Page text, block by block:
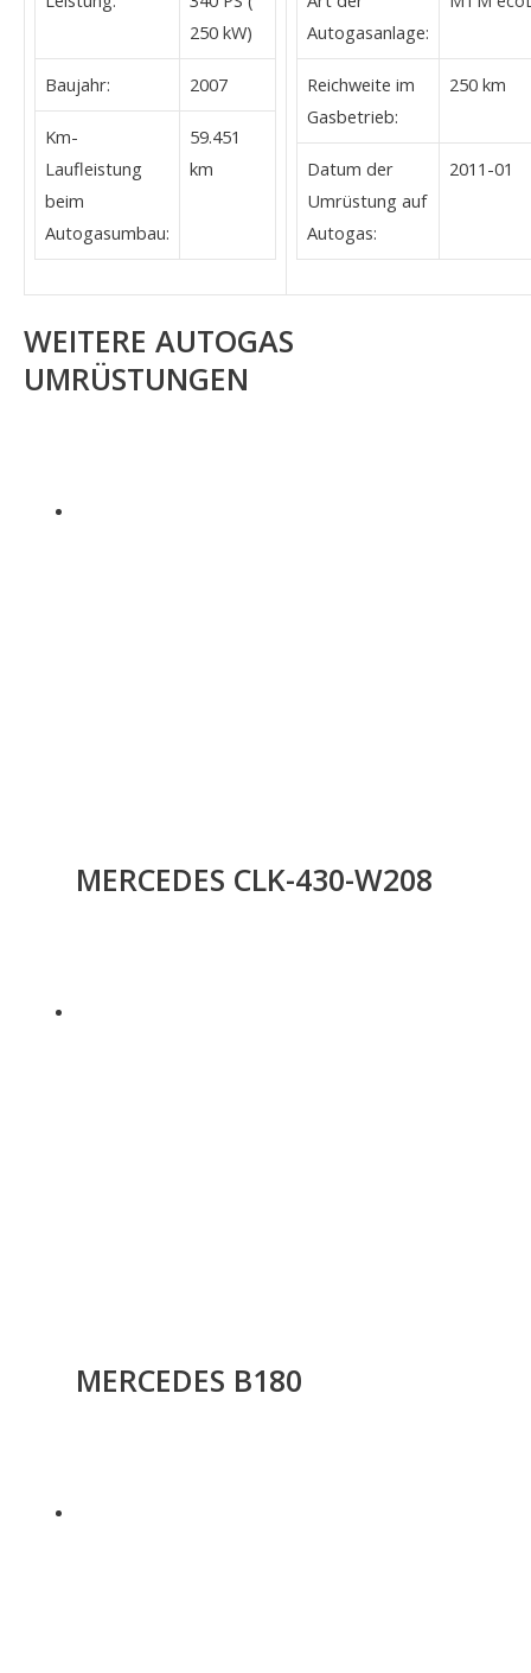
250 kW)
Baujahr: 2007
Km-
Laufleistung
beim
Autogasumbau:
59.451
km
Autogasanlage:
Reichweite im
Gasbetrieb:
250 km
Datum der
Umrüstung auf
Autogas:
2011-01
WEITERE AUTOGAS
UMRÜSTUNGEN
MERCEDES CLK-430-W208
MERCEDES B180